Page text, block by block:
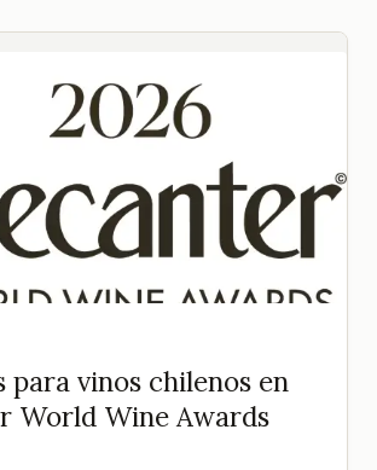
para vinos chilenos en
World Wine Awards